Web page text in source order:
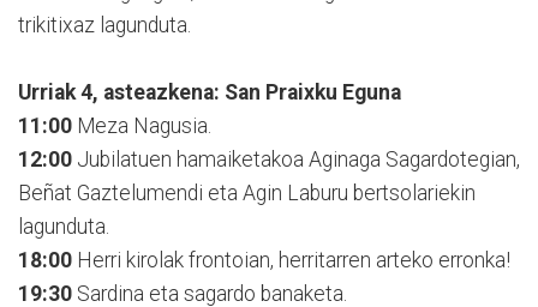
trikitixaz lagunduta.
Urriak 4, asteazkena: San Praixku Eguna
11:00 Meza Nagusia.
12:00 Jubilatuen hamaiketakoa Aginaga Sagardotegian,
Beñat Gaztelumendi eta Agin Laburu bertsolariekin
lagunduta.
18:00 Herri kirolak frontoian, herritarren arteko erronka!
19:30 Sardina eta sagardo banaketa.